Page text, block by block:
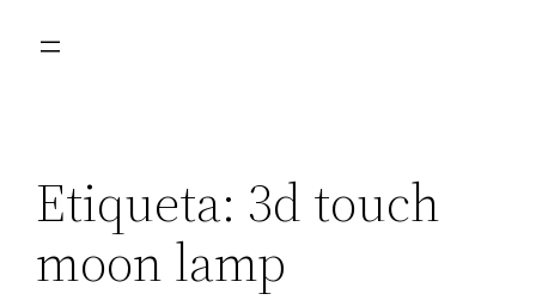
Etiqueta: 3d touch
moon lamp